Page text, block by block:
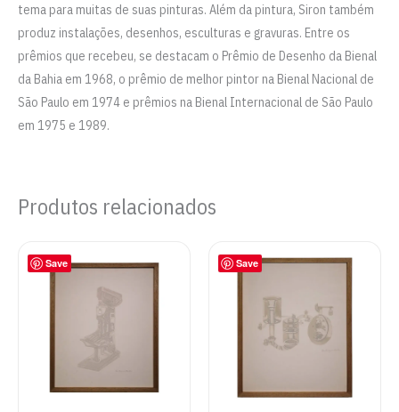
tema para muitas de suas pinturas. Além da pintura, Siron também
produz instalações, desenhos, esculturas e gravuras. Entre os
prêmios que recebeu, se destacam o Prêmio de Desenho da Bienal
da Bahia em 1968, o prêmio de melhor pintor na Bienal Nacional de
São Paulo em 1974 e prêmios na Bienal Internacional de São Paulo
em 1975 e 1989.
Produtos relacionados
Save Save